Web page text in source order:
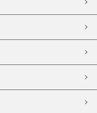
在庫なし含む